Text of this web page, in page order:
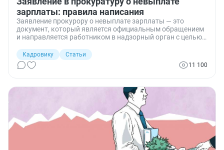
зарплаты: правила написания
Заявление прокурору о невыплате зарплаты — это
документ, который является официальным обращением
и направляется работником в надзорный орган с целью
Кадровику
Статьи
11 100